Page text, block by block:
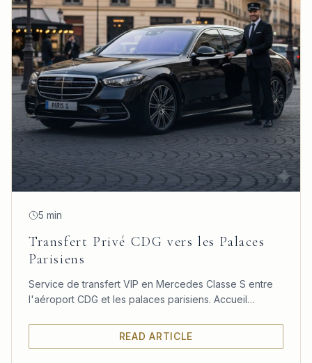
5 min
Transfert Privé CDG vers les Palaces
Parisiens
Service de transfert VIP en Mercedes Classe S entre
l'aéroport CDG et les palaces parisiens. Accueil
READ ARTICLE